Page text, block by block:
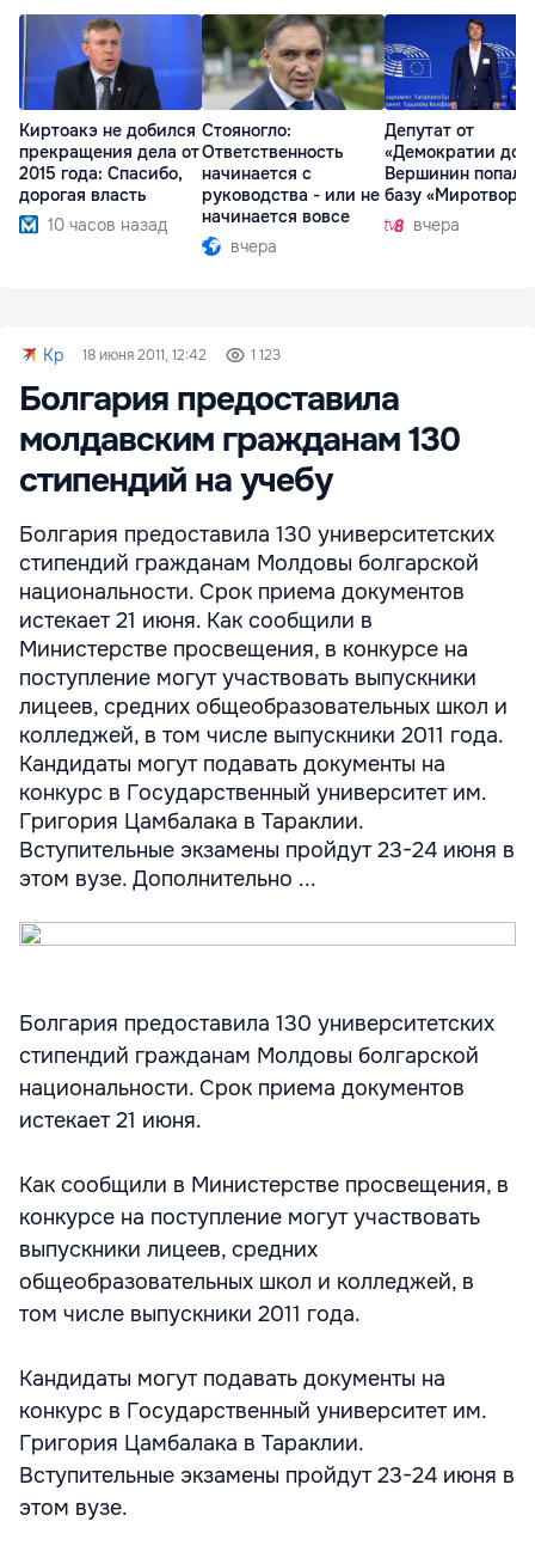
Киртоакэ не добился
прекращения дела от
2015 года: Спасибо,
дорогая власть
10 часов назад
Стояногло:
Ответственность
начинается с
руководства - или не
начинается вовсе
вчера
Депутат от
«Демократии
Вершинин попал в
базу
вчера
Kp 18 июня 2011, 12:42 1 123
Болгария предоставила
молдавским гражданам 130
стипендий на учебу
Болгария предоставила 130 университетских
стипендий гражданам Молдовы болгарской
национальности. Срок приема документов
истекает 21 июня. Как сообщили в
Министерстве просвещения, в конкурсе на
поступление могут участвовать выпускники
лицеев, средних общеобразовательных школ и
колледжей, в том числе выпускники 2011 года.
Кандидаты могут подавать документы на
конкурс в Государственный университет им.
Григория Цамбалака в Тараклии.
Вступительные экзамены пройдут 23-24 июня в
этом вузе. Дополнительно ...
Болгария предоставила 130 университетских
стипендий гражданам Молдовы болгарской
национальности. Срок приема документов
истекает 21 июня.
Как сообщили в Министерстве просвещения, в
конкурсе на поступление могут участвовать
выпускники лицеев, средних
общеобразовательных школ и колледжей, в
том числе выпускники 2011 года.
Кандидаты могут подавать документы на
конкурс в Государственный университет им.
Григория Цамбалака в Тараклии.
Вступительные экзамены пройдут 23-24 июня в
этом вузе.